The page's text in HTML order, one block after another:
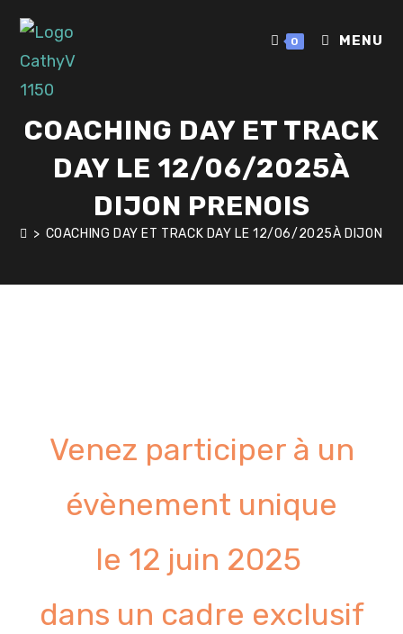
0 MENU
COACHING DAY ET TRACK
DAY LE 12/06/2025À
DIJON PRENOIS
> COACHING DAY ET TRACK DAY LE 12/06/2025À DIJON
Venez participer à un
évènement unique
le 12 juin 2025
dans un cadre exclusif